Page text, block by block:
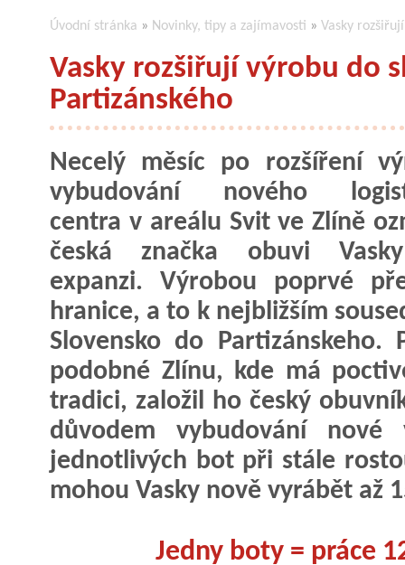
Úvodní stránka » Novinky, tipy a zajímavosti » Vasky
Vasky rozšiřují výrobu do
Partizánského
Necelý měsíc po rozšíření
vybudování nového
centra v areálu Svit ve Zlíně
česká značka obuvi
expanzi. Výrobou poprvé
hranice, a to k nejbližším
Slovensko do
podobné Zlínu, kde má
tradici, založil ho český
důvodem vybudování
jednotlivých bot při stále
mohou Vasky nově vyrábět až
Jedny boty = práce